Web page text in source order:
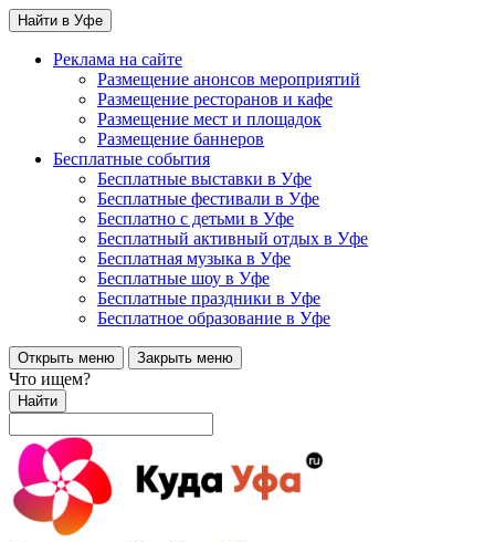
Найти в Уфе
Реклама на сайте
Размещение анонсов мероприятий
Размещение ресторанов и кафе
Размещение мест и площадок
Размещение баннеров
Бесплатные события
Бесплатные выставки в Уфе
Бесплатные фестивали в Уфе
Бесплатно с детьми в Уфе
Бесплатный активный отдых в Уфе
Бесплатная музыка в Уфе
Бесплатные шоу в Уфе
Бесплатные праздники в Уфе
Бесплатное образование в Уфе
Открыть меню Закрыть меню
Что ищем?
Найти